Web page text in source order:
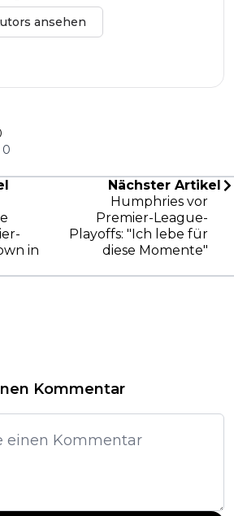
ansehen
0
in
Nächster Artikel
Humphries vor
Premier-League-
Playoffs: "Ich lebe für
diese Momente"
Kommentar